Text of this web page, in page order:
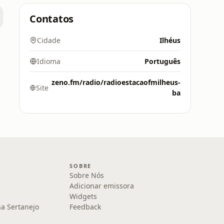
Contatos
Cidade Ilhéus
Idioma Português
Site
zeno.fm/radio/radioestacaofmilheus-
ba
Sertanejo
SOBRE
Sobre Nós
Adicionar emissora
Widgets
Feedback